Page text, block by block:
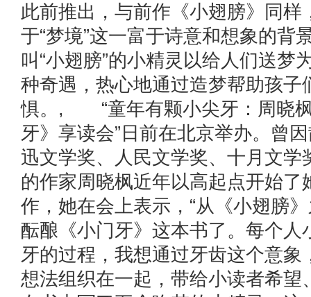
此前推出，与前作《小翅膀》同样
于“梦境”这一富于诗意和想象的背
叫“小翅膀”的小精灵以给人们送梦
种奇遇，热心地通过造梦帮助孩子
惧。, “童年有颗小尖牙：周晓
牙》享读会”日前在北京举办。曾
迅文学奖、人民文学奖、十月文学
的作家周晓枫近年以高起点开始了
作，她在会上表示，“从《小翅膀
酝酿《小门牙》这本书了。每个人
牙的过程，我想通过牙齿这个意象
想法组织在一起，带给小读者希望